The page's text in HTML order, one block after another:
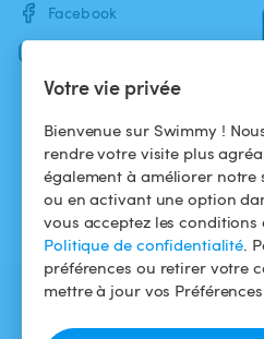
Votre vie privée
Bienvenue sur Swimmy !
rendre votre visite plus
également à améliorer notre
ou en activant une option
vous acceptez les
Politique de confidentialité.
préférences ou retirer votre
mettre à jour vos
Facebook